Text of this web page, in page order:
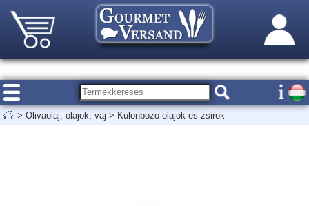
> Olivaolaj, olajok, vaj > Kulonbozo olajok es zsirok